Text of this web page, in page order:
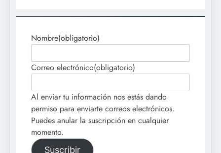
Nombre(obligatorio)
Correo electrónico(obligatorio)
Al enviar tu información nos estás dando
permiso para enviarte correos electrónicos.
Puedes anular la suscripción en cualquier
momento.
Suscribir